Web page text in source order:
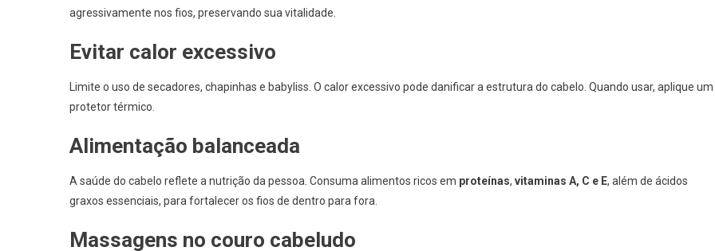
agressivamente nos fios, preservando sua vitalidade.
Evitar calor excessivo
Limite o uso de secadores, chapinhas e babyliss. O calor excessivo pode danificar a estrutura do cabelo. Quando usar, aplique um
protetor térmico.
Alimentação balanceada
A saúde do cabelo reflete a nutrição da pessoa. Consuma alimentos ricos em proteínas, vitaminas A, C e E, além de ácidos
graxos essenciais, para fortalecer os fios de dentro para fora.
Massagens no couro cabeludo